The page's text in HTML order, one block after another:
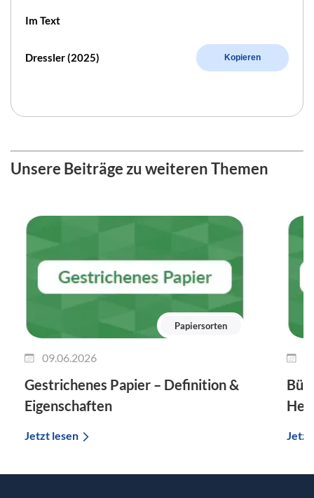
Im Text
Dressler (2025) Kopieren
Unsere Beiträge zu weiteren Themen
Papiersorten
09.06.2026
Gestrichenes Papier – Definition &
Eigenschaften
Jetzt lesen Jetzt